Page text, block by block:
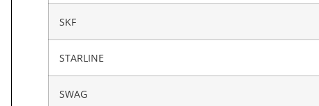
SKF
STARLINE
SWAG